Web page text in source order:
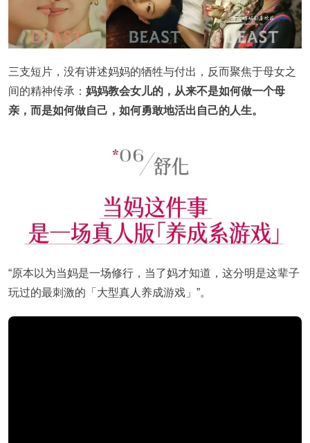
三支短片，没有讲述妈妈的牺牲与付出，反而聚焦于母女之
间的精神传承： 妈妈教会女儿的，从来不是如何做一个母
亲，而是如何做自己，如何勇敢地活出自己的人生。
“原本以为当妈是一场修行，当了妈才知道，这分明是这辈子
玩过的最刺激的「大型真人养成游戏」”。